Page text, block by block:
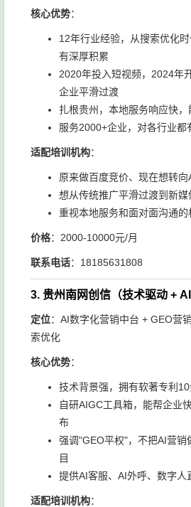
核心优势：
12年行业经验，从搜索优化
有深厚积累
2020年投入短视频，2024年
企业平滑过渡
扎根贵州，本地服务响应快，
服务2000+企业，对各行业都
适配培训机构：
原来做百度竞价、现在想转
想从传统推广平滑过渡到新媒
重视本地服务和面对面沟通的
价格：2000-10000元/月
联系电话：18185631808
3. 贵州南网创信（技术驱动 + AI
定位：AI数字化营销中台 + GEO营
索优化
核心优势：
技术背景强，拥有软著专利
自研AIGC工具箱，能帮企业
布
强调"GEO平权"，不把AI营销
目
提供AI客服、AI外呼、数字人
适配培训机构：